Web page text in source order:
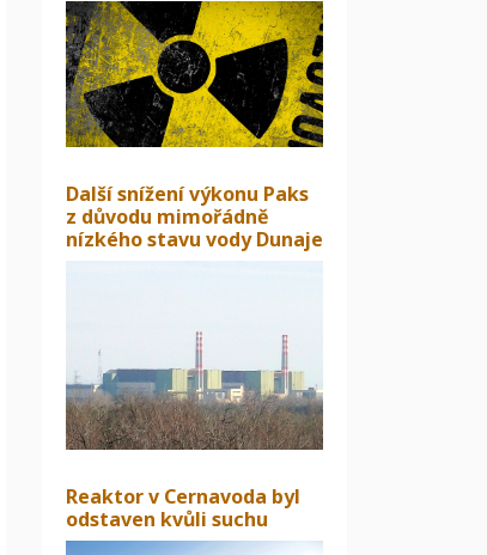
Další snížení výkonu Paks
z důvodu mimořádně
nízkého stavu vody Dunaje
Reaktor v Cernavoda byl
odstaven kvůli suchu